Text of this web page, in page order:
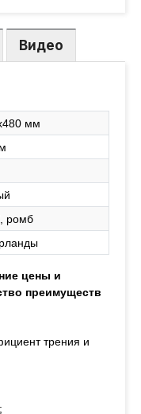
Видео
мм
ромб
цены и
преимуществ
трения и